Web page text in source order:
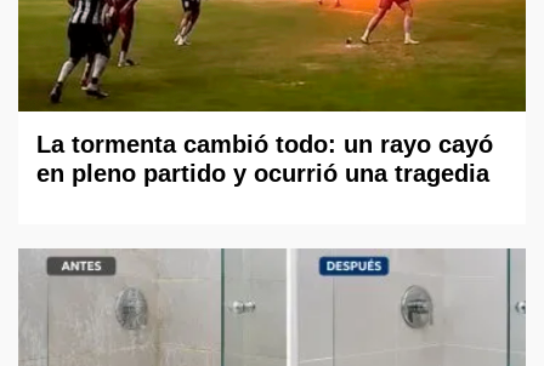
La tormenta cambió todo: un rayo cayó
en pleno partido y ocurrió una tragedia